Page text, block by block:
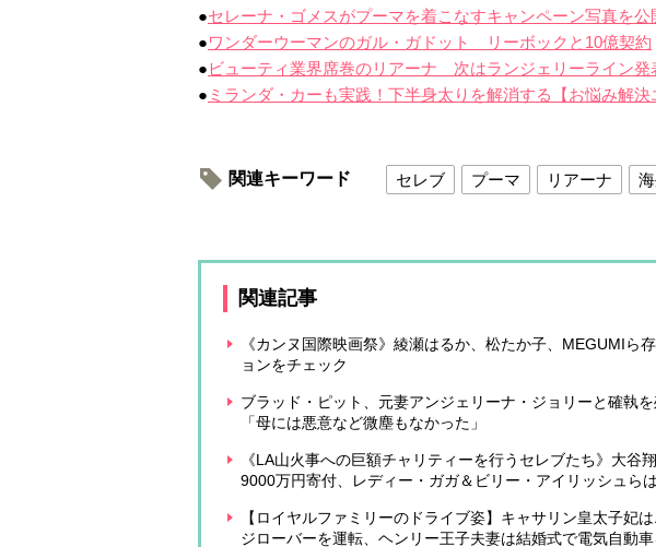
●セレーナ・ゴメスがプーマを着こなすキャンペーン写真を公
●ワンダーウーマンのガル・ガドット リーボックと10億契約
● ビューティ業界席巻のリアーナ 次はランジェリーライン発
● ミランダ・カーも実践！下半身太りを解消する【お悩み解決
関連キーワード セレブ プーマ リアーナ
関連記事
《カンヌ国際映画祭》綾瀬はるか、松たか子、MEGUMIら
ョンをチェック
ブラッド・ピット、元妻アンジェリーナ・ジョリーと確執
「母には悪意など微塵もなかった」
《LA山火事への巨額チャリティーを行うセレブたち》大谷
9000万円寄付、レディー・ガガ＆ビリー・アイリッシュら
【ロイヤルファミリーのドライブ姿】キャサリン皇太子妃
ジローバーを運転、ヘンリー王子夫妻は結婚式で電気自動車